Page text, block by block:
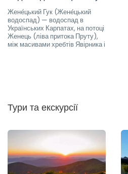
Жене́цький Гук (Жене́цький
водоспад) — водоспад в
Українських Карпатах, на потоці
Женець (ліва притока Пруту),
між масивами хребтів Явірника і
Тури та екскурсії